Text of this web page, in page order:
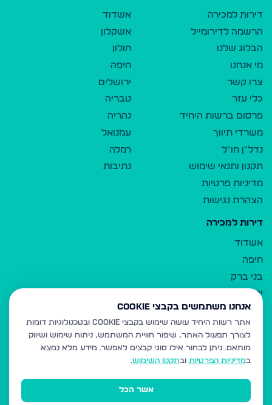
דירות למכירה
הרשמה לדירומייל
הבלוג שלנו
מי אנחנו
צרו קשר
כלי עזר
פרסום ברשות היחיד
משרדי תיווך
נדל"ן חו"ל
תקנון ותנאי שימוש
מדיניות פרטיות
הצהרת נגישות
אשדוד
אשקלון
חולון
חיפה
ירושלים
טבריה
נהריה
עמנואל
רמלה
נתיבות
דירות למכירה
אשדוד
חיפה
בני ברק
ירושלים
אלעד
גבעת זאב
בית שמש
רכסים
מודיעין עילית
אנחנו משתמשים בקבצי Cookie
אתר רשות היחיד עושה שימוש בקבצי Cookie ובטכנולוגיות דומות
לצורך תפעול האתר, שיפור חוויית המשתמש, ניתוח שימוש ושיווק
מותאם. ניתן לבחור אילו סוגי קבצים לאפשר. מידע מלא נמצא
במדיניות הפרטיות ובתקנון השימוש.
אשר הכל